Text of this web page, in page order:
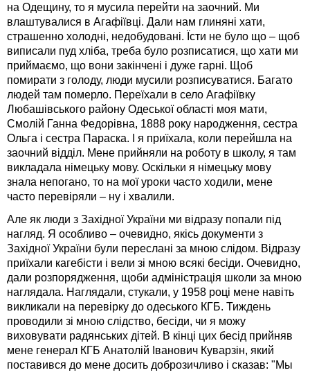
на Одещину, то я мусила перейти на заочний. Ми
влаштувалися в Агафіївці. Дали нам глиняні хати,
страшенно холодні, недобудовані. Їсти не було що – щоб
виписали пуд хліба, треба було розписатися, що хати ми
приймаємо, що вони закінчені і дуже гарні. Щоб
помирати з голоду, люди мусили розписуватися. Багато
людей там померло. Переїхали в село Агафіївку
Любашівського району Одеської області моя мати,
Смолій Ганна Федорівна, 1888 року народження, сестра
Ольга і сестра Параска. І я приїхала, коли перейшла на
заочний відділ. Мене прийняли на роботу в школу, я там
викладала німецьку мову. Оскільки я німецьку мову
знала непогано, то на мої уроки часто ходили, мене
часто перевіряли – ну і хвалили.
Але як люди з Західної України ми відразу попали під
нагляд. Я особливо – очевидно, якісь документи з
Західної України були переслані за мною слідом. Відразу
приїхали кагебісти і вели зі мною всякі бесіди. Очевидно,
дали розпорядження, щоби адміністрація школи за мною
наглядала. Наглядали, стукали, у 1958 році мене навіть
викликали на перевірку до одеського КГБ. Тиждень
проводили зі мною слідство, бесіди, чи я можу
виховувати радянських дітей. В кінці цих бесід прийняв
мене генерал КГБ Анатолій Іванович Куварзін, який
поставився до мене досить доброзичливо і сказав: "Мы